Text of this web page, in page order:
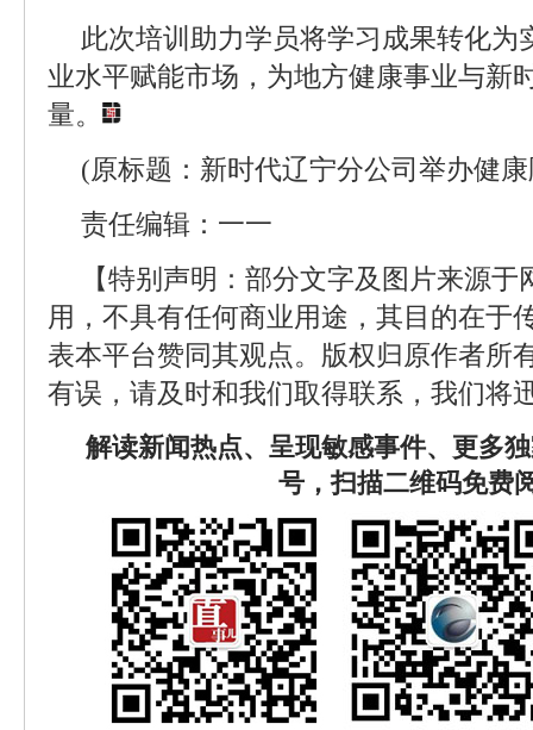
此次培训助力学员将学习成果转化为
业水平赋能市场，为地方健康事业与新
量。
(原标题：新时代辽宁分公司举办健
责任编辑：一一
【特别声明：部分文字及图片来源
用，不具有任何商业用途，其目的在于
表本平台赞同其观点。版权归原作者所
有误，请及时和我们取得联系，我们将
解读新闻热点、呈现敏感事件、更多
号，扫描二维码免费